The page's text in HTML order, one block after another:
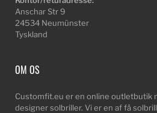
Anschar Str 9
24534 Neumünster
Tyskland
OM OS
Customfit.eu er en online outletbutik
designer solbriller. Vi er en af få